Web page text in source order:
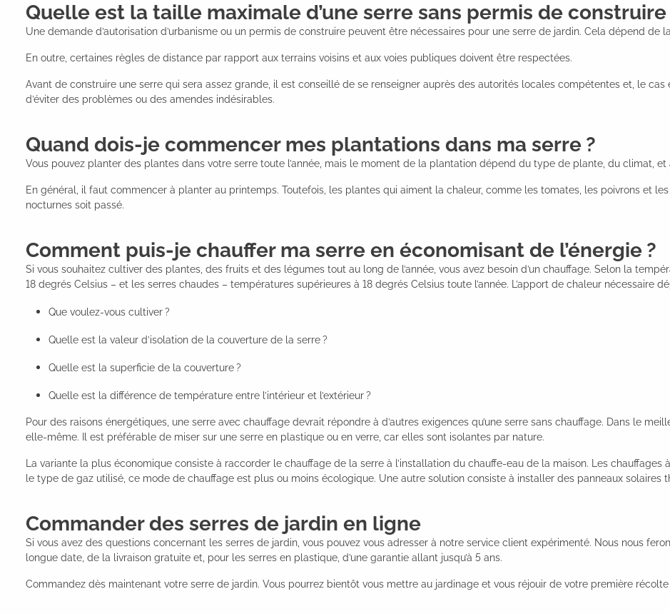
Quelle est la taille maximale d’une serre sans permis de construire
Une demande d’autorisation d’urbanisme ou un permis de construire peuvent être nécessaires pour une serre de jardin. Cela dépend
En outre, certaines règles de distance par rapport aux terrains voisins et aux voies publiques doivent être respectées.
Avant de construire une serre qui sera assez grande, il est conseillé de se renseigner auprès des autorités locales compétentes et, le
d’éviter des problèmes ou des amendes indésirables.
Quand dois-je commencer mes plantations dans ma serre ?
Vous pouvez planter des plantes dans votre serre toute l’année, mais le moment de la plantation dépend du type de plante, du climat,
En général, il faut commencer à planter au printemps. Toutefois, les plantes qui aiment la chaleur, comme les tomates, les poivrons et
nocturnes soit passé.
Comment puis-je chauffer ma serre en économisant de l’énergie ?
Si vous souhaitez cultiver des plantes, des fruits et des légumes tout au long de l’année, vous avez besoin d’un chauffage. Selon la
18 degrés Celsius – et les serres chaudes – températures supérieures à 18 degrés Celsius toute l’année. L’apport de chaleur nécessaire
Que voulez-vous cultiver ?
Quelle est la valeur d’isolation de la couverture de la serre ?
Quelle est la superficie de la couverture ?
Quelle est la différence de température entre l’intérieur et l’extérieur ?
Pour des raisons énergétiques, une serre avec chauffage devrait répondre à d’autres exigences qu’une serre sans chauffage. Dans le
elle-même. Il est préférable de miser sur une serre en plastique ou en verre, car elles sont isolantes par nature.
La variante la plus économique consiste à raccorder le chauffage de la serre à l’installation du chauffe-eau de la maison. Les
le type de gaz utilisé, ce mode de chauffage est plus ou moins écologique. Une autre solution consiste à installer des panneaux solaires
Commander des serres de jardin en ligne
Si vous avez des questions concernant les serres de jardin, vous pouvez vous adresser à notre service client expérimenté. Nous nous
longue date, de la livraison gratuite et, pour les serres en plastique, d’une garantie allant jusqu’à 5 ans.
Commandez dès maintenant votre serre de jardin. Vous pourrez bientôt vous mettre au jardinage et vous réjouir de votre première récolte